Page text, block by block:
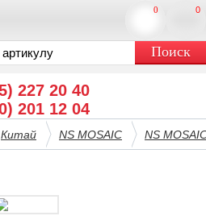
227 20 40
201 12 04
0
0
Китай NS MOSAIC NS